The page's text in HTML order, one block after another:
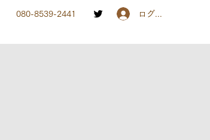
080-8539-2441 ログイン